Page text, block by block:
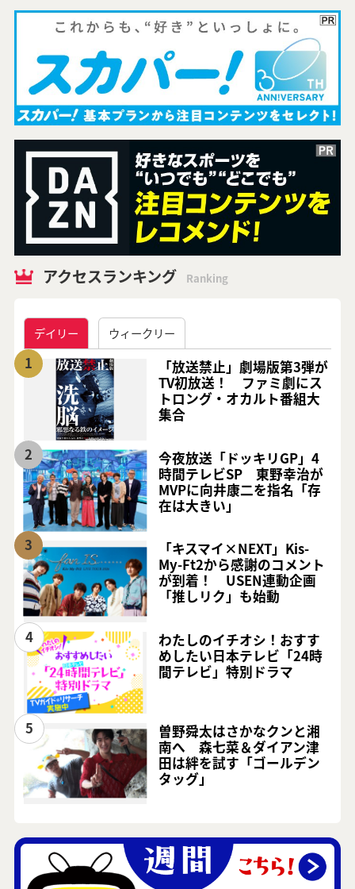
アクセスランキング Ranking
デイリー ウィークリー
1
「放送禁止」劇場版第3弾が
TV初放送！ ファミ劇にス
トロング・オカルト番組大
集合
2
今夜放送「ドッキリGP」4
時間テレビSP 東野幸治が
MVPに向井康二を指名「存
在は大きい」
3
「キスマイ×NEXT」Kis-
My-Ft2から感謝のコメント
が到着！ USEN連動企画
「推しリク」も始動
4
わたしのイチオシ！おすす
めしたい日本テレビ「24時
間テレビ」特別ドラマ
5
曽野舜太はさかなクンと湘
南へ 森七菜＆ダイアン津
田は絆を試す「ゴールデン
タッグ」